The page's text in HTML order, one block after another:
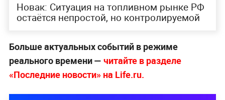
Новак: Ситуация на топливном рынке РФ
остаётся непростой, но контролируемой
Больше актуальных событий в режиме
реального времени — читайте в разделе
«Последние новости» на Life.ru.